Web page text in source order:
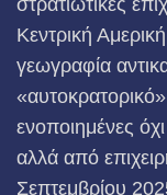
στρατιωτικές
Κεντρική
γεωγραφία
ενοποιημένες
αλλά από
Σεπτεμβρίου